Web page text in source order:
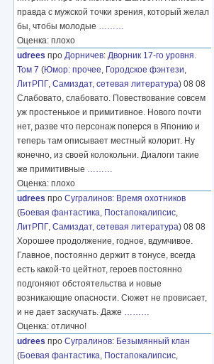
правда с мужской точки зрения, который желал
бы, чтобы молодые ………
Оценка: плохо
udrees про Дорничев: Дворник 17-го уровня.
Том 7 (Юмор: прочее, Городское фэнтези,
ЛитРПГ, Самиздат, сетевая литература) 08 08
Слабовато, слабовато. Повествование совсем
уж простенькое и примитивное. Нового почти
нет, разве что персонаж поперся в Японию и
теперь там описывает местный колорит. Ну
конечно, из своей колокольни. Диалоги такие
же примитивные ………
Оценка: плохо
udrees про Сугралинов: Время охотников
(Боевая фантастика, Постапокалипсис,
ЛитРПГ, Самиздат, сетевая литература) 08 08
Хорошее продолжение, годное, вдумчивое.
Главное, постоянно держит в тонусе, всегда
есть какой-то цейтнот, героев постоянно
подгоняют обстоятельства и новые
возникающие опасности. Сюжет не провисает,
и не дает заскучать. Даже ………
Оценка: отлично!
udrees про Сугралинов: Безымянный клан
(Боевая фантастика, Постапокалипсис,